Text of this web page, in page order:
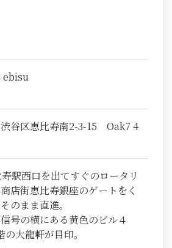
ebisu
谷区恵比寿南2-3-15 Oak7 4
駅西口を出てすぐのロータリ
店街恵比寿銀座のゲートをく
のまま直進。
号の横にある黄色のビル４
の大龍軒が目印。